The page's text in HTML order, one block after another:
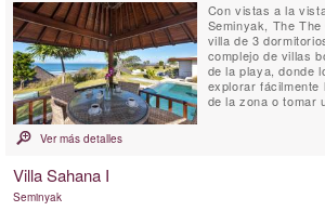
Con vistas a la
Seminyak, The
villa de 3
complejo de villas
de la playa, donde
explorar
de la zona o tomar
Ver más detalles
Villa Sahana I
Seminyak